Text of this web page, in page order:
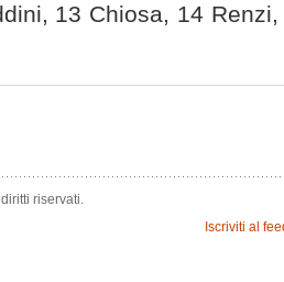
13 Chiosa, 14
riservati.
Iscriviti al